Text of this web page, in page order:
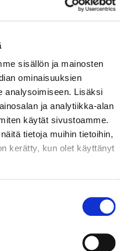
sisällön ja mainosten
ominaisuuksien
analysoimiseen. Lisäksi
ja analytiikka-alan
käytät sivustoamme.
tietoja muihin tietoihin,
kerätty, kun olet käyttänyt